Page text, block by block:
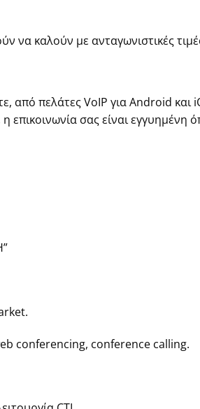
να καλούν με ανταγωνιστικές
από πελάτες VoIP για Android και
σας είναι εγγυημένη
conferencing, conference calling.